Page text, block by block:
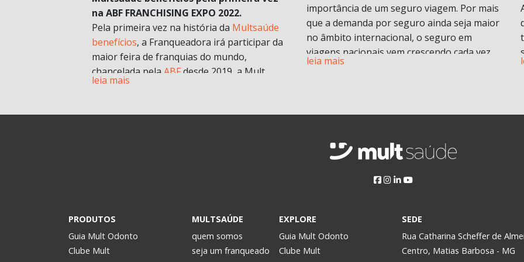
na ABF FRANCHISING EXPO 2022.
Pela primeira vez na história da Multsaúde
benefícios, a Franqueadora irá participar da
maior feira de franquias do mundo,
chancelada pela ABFdesde 2019, a Mult
chegará com muitas novidades e
A grande aposta da Mult para a Feira ABF
estratégias para estar mais próxima da
realidade dos potenciais investidores. Assim,
passou a oferecer os formatos de
leia mais
importância de um seguro viagem. Por mais
que a demanda por seguro ainda seja maior
no âmbito internacional, o seguro em
viagens nacionais vem crescendo cada vez
mais por procura de informações.
O que é seguro viagem?
Esse modelo de seguro normalmente cobre
Isso engloba despesas médicas e
contratempos com a própria viagem.
Pode ser contratado para viagens nacionais
leia mais
PRODUTOS
Guia Mult Odonto
Clube Mult
MULTSAÚDE
quem somos
seja um franqueado
EXPLORE
Guia Mult Odonto
Clube Mult
SEDE
Rua Catharina Scheffer de
Centro, Matias Barbosa - MG